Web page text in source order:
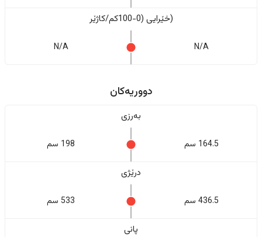
(خێرایی (0-100کم/کاژێر
N/A
N/A
دووریەکان
بەرزی
164.5 سم 198 سم
درێژی
436.5 سم 533 سم
پانی